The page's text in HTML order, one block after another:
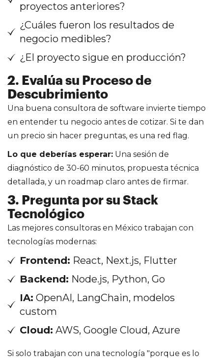
proyectos anteriores?
¿Cuáles fueron los resultados de
negocio medibles?
¿El proyecto sigue en producción?
2. Evalúa su Proceso de
Descubrimiento
Una buena consultora de software invierte tiempo
en entender tu negocio antes de cotizar. Si te dan
un precio sin hacer preguntas, es una red flag.
Lo que deberías esperar: Una sesión de
diagnóstico de 30-60 minutos, propuesta técnica
detallada, y un roadmap claro antes de firmar.
3. Pregunta por su Stack
Tecnológico
Las mejores consultoras en México trabajan con
tecnologías modernas:
Frontend: React, Next.js, Flutter
Backend: Node.js, Python, Go
IA: OpenAI, LangChain, modelos
custom
Cloud: AWS, Google Cloud, Azure
Si solo trabajan con una tecnología "porque es lo